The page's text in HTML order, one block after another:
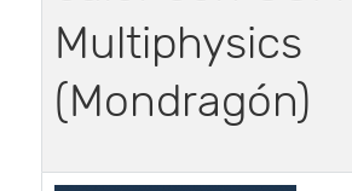
Multiphysics
(Mondragón)